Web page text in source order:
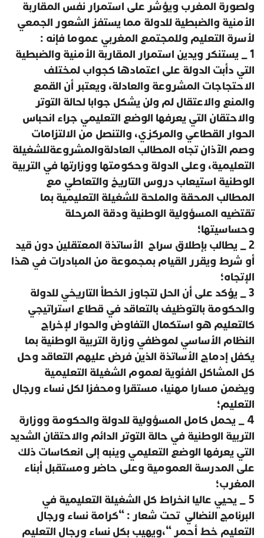
ولصورة المغرب ويؤشر على استمرار نفس المقاربة
الأمنية والضبطية للدولة مما يستفز الشعور الجمعي
لأسرة التعليم وللمجتمع المغربي عموما فإنه :
1 _ يستنكر ويدين استمرار المقاربة الأمنية والضبطية
التي دأبت الدولة على اعتمادها كجواب لمختلف
الاحتجاجات المشروعة والعادلة، ويعتبر أن القمع
والمنع والاعتقال لم ولن يشكل جوابا لحالة التوتر
والاحتقان التي يعرفها الوضع التعليمي جراء انحباس
الحوار القطاعي والمركزي، والتنصل من الالتزامات
وصم الآذان تجاه المطالب العادلةوالمشروعةللشغيلة
التعليمية، وعلى الدولة وحكومتها ووزارتها في التربية
الوطنية استيعاب دروس التاريخ والتعاطي مع
المطالب المحقة والملحة للشغيلة التعليمية بما
تقتضيه المسؤولية الوطنية ودقة المرحلة
وحساسيتها؛
2 _ يطالب بإطلاق سراح الأساتذة المعتقلين دون قيد
أو شرط ويقرر القيام بمجموعة من المبادرات في هذا
الإتجاه؛
3 _ يؤكد على أن الحل لتجاوز الخطأ التاريخي للدولة
والحكومة بالتوظيف بالتعاقد في قطاع استراتيجي
كالتعليم هو استكمال التفاوض والحوار لإخراج
النظام الأساسي لموظفي وزارة التربية الوطنية بما
يكفل إدماج الأساتذة الذين فرض عليهم التعاقد وحل
كل المشاكل الفئوية لعموم الشغيلة التعليمية
ويضمن مسارا مهنيا، مستقرا ومحفزا لكل نساء ورجال
التعليم؛
4 _ يحمل كامل المسؤولية للدولة والحكومة ووزارة
التربية الوطنية في حالة التوتر الدائم والاحتقان الشديد
التي يعرفها الوضع التعليمي وينبه إلى انعكاسات ذلك
على المدرسة العمومية وعلى حاضر ومستقبل أبناء
المغرب؛
5 _ يحيي عاليا انخراط كل الشغيلة التعليمية في
البرنامج النضالي تحت شعار : “كرامة نساء ورجال
التعليم خط أحمر “،ويهيب بكل نساء ورجال التعليم